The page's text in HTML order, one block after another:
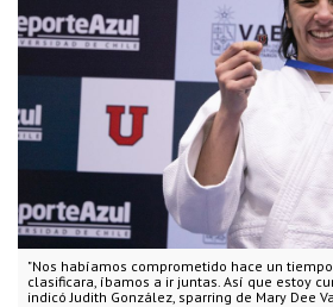
"Nos habíamos comprometido hace un
clasificara, íbamos a ir juntas. Así que estoy
indicó Judith González, sparring de Mary Dee